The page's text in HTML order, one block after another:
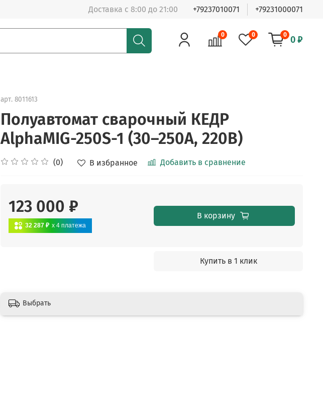
Доставка с 8:00 до 21:00 +79237010071 +79231000071
0 0 0 0 ₽
арт. 8011613
Полуавтомат сварочный КЕДР
AlphaMIG-250S-1 (30–250А, 220В)
(0) В избранное Добавить в сравнение
123 000 ₽
32 287 ₽ x 4 платежа
В корзину
Купить в 1 клик
Выбрать